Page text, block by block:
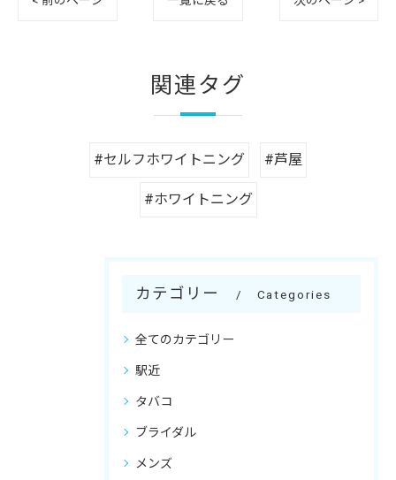
関連タグ
#セルフホワイトニング #芦屋
#ホワイトニング
カテゴリー Categories
全てのカテゴリー
駅近
タバコ
ブライダル
メンズ